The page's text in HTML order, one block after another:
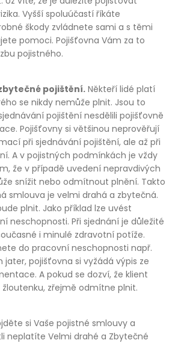
Vyšší spoluúčastí říkáte
škody zvládnete sami a s těmi
pomoci. Pojišťovna Vám za to
pojistného.
pojištění. Někteří lidé platí
se nikdy nemůže plnit. Jsou to
pojištění nesdělili pojišťovně
Pojišťovny si většinou neprověřují
při sjednávání pojištění, ale až při
A v pojistných podmínkách je vždy
že v případě uvedení nepravdivých
snížit nebo odmítnout plnění. Takto
smlouva je velmi drahá a zbytečná.
plnit. Jako příklad lze uvést
neschopnosti. Při sjednání je důležité
i minulé zdravotní potíže.
do pracovní neschopnosti např.
pojišťovna si vyžádá výpis ze
A pokud se dozví, že klient
zřejmě odmítne plnit.
si Vaše pojistné smlouvy a
neplatíte Velmi drahé a Zbytečné